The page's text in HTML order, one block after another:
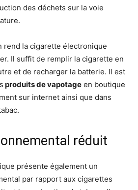
des déchets sur la voie
rend la cigarette électronique
Il suffit de remplir la cigarette en
et de recharger la batterie. Il est
produits de vapotage en boutique
sur internet ainsi que dans
réduit
présente également un
par rapport aux cigarettes